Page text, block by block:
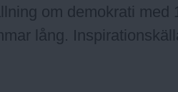
om demokrati med
lång.